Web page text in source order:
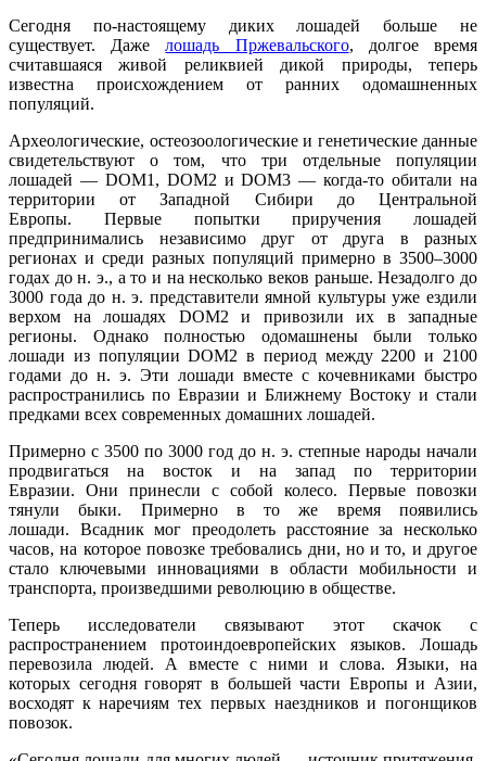
Сегодня по-настоящему диких лошадей больше не
существует. Дажелошадь Пржевальского, долгое время
считавшаяся живой реликвией дикой природы, теперь
известна происхождением от ранних одомашненных
популяций.
Археологические, остеозоологические и генетические данные
свидетельствуют о том, что три отдельные популяции
лошадей — DOM1, DOM2 и DOM3 — когда-то обитали на
территории от Западной Сибири до Центральной
Европы. Первые попытки приручения лошадей
предпринимались независимо друг от друга в разных
регионах и среди разных популяций примерно в 3500–3000
годах до н. э., а то и на несколько веков раньше. Незадолго до
3000 года до н. э. представители ямной культуры уже ездили
верхом на лошадях DOM2 и привозили их в западные
регионы. Однако полностью одомашнены были только
лошади из популяции DOM2 в период между 2200 и 2100
годами до н. э. Эти лошади вместе с кочевниками быстро
распространились по Евразии и Ближнему Востоку и стали
предками всех современных домашних лошадей.
Примерно с 3500 по 3000 год до н. э. степные народы начали
продвигаться на восток и на запад по территории
Евразии. Они принесли с собой колесо. Первые повозки
тянули быки. Примерно в то же время появились
лошади. Всадник мог преодолеть расстояние за несколько
часов, на которое повозке требовались дни, но и то, и другое
стало ключевыми инновациями в области мобильности и
транспорта, произведшими революцию в обществе.
Теперь исследователи связывают этот скачок с
распространением протоиндоевропейских языков. Лошадь
перевозила людей. А вместе с ними и слова. Языки, на
которых сегодня говорят в большей части Европы и Азии,
восходят к наречиям тех первых наездников и погонщиков
повозок.